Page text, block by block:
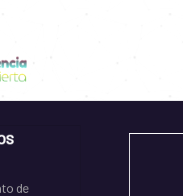
de